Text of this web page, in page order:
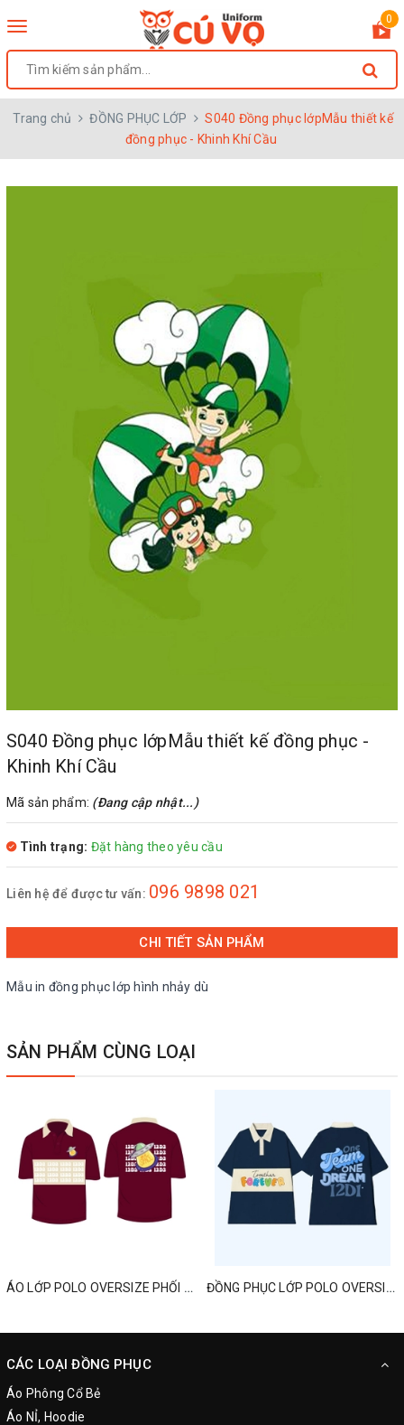
Toggle
0
Trang chủ ĐỒNG PHỤC LỚP
S040 Đồng phục lớpMẫu thiết kế
đồng phục - Khinh Khí Cầu
S040 Đồng phục lớpMẫu thiết kế đồng phục -
Khinh Khí Cầu
Mã sản phẩm: (Đang cập nhật...)
Tình trạng: Đặt hàng theo yêu cầu
Liên hệ để được tư vấn: 096 9898 021
CHI TIẾT SẢN PHẨM
Mẫu in đồng phục lớp hình nhảy dù
SẢN PHẨM CÙNG LOẠI
ÁO LỚP POLO OVERSIZE PHỐI MÀU MỚI NHẤT ĐỒNG PHỤC LỚP POLO OVERSIZED ONE TEAM ONE DREAM
CÁC LOẠI ĐỒNG PHỤC
Áo Phông Cổ Bẻ
Áo NỈ, Hoodie